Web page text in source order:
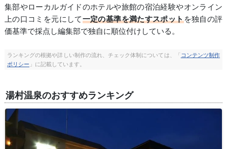
集部やローカルガイドのホテルや旅館の宿泊経験やオンライン
上の口コミを元にして一定の基準を満たすスポットを独自の評
価基準で採点し編集部で独自に順位付けしている。
ランキングの根拠や詳しい制作の流れ、チェック体制については、「 コンテンツ制作
ポリシー 」に記載しています。
湯村温泉のおすすめランキング